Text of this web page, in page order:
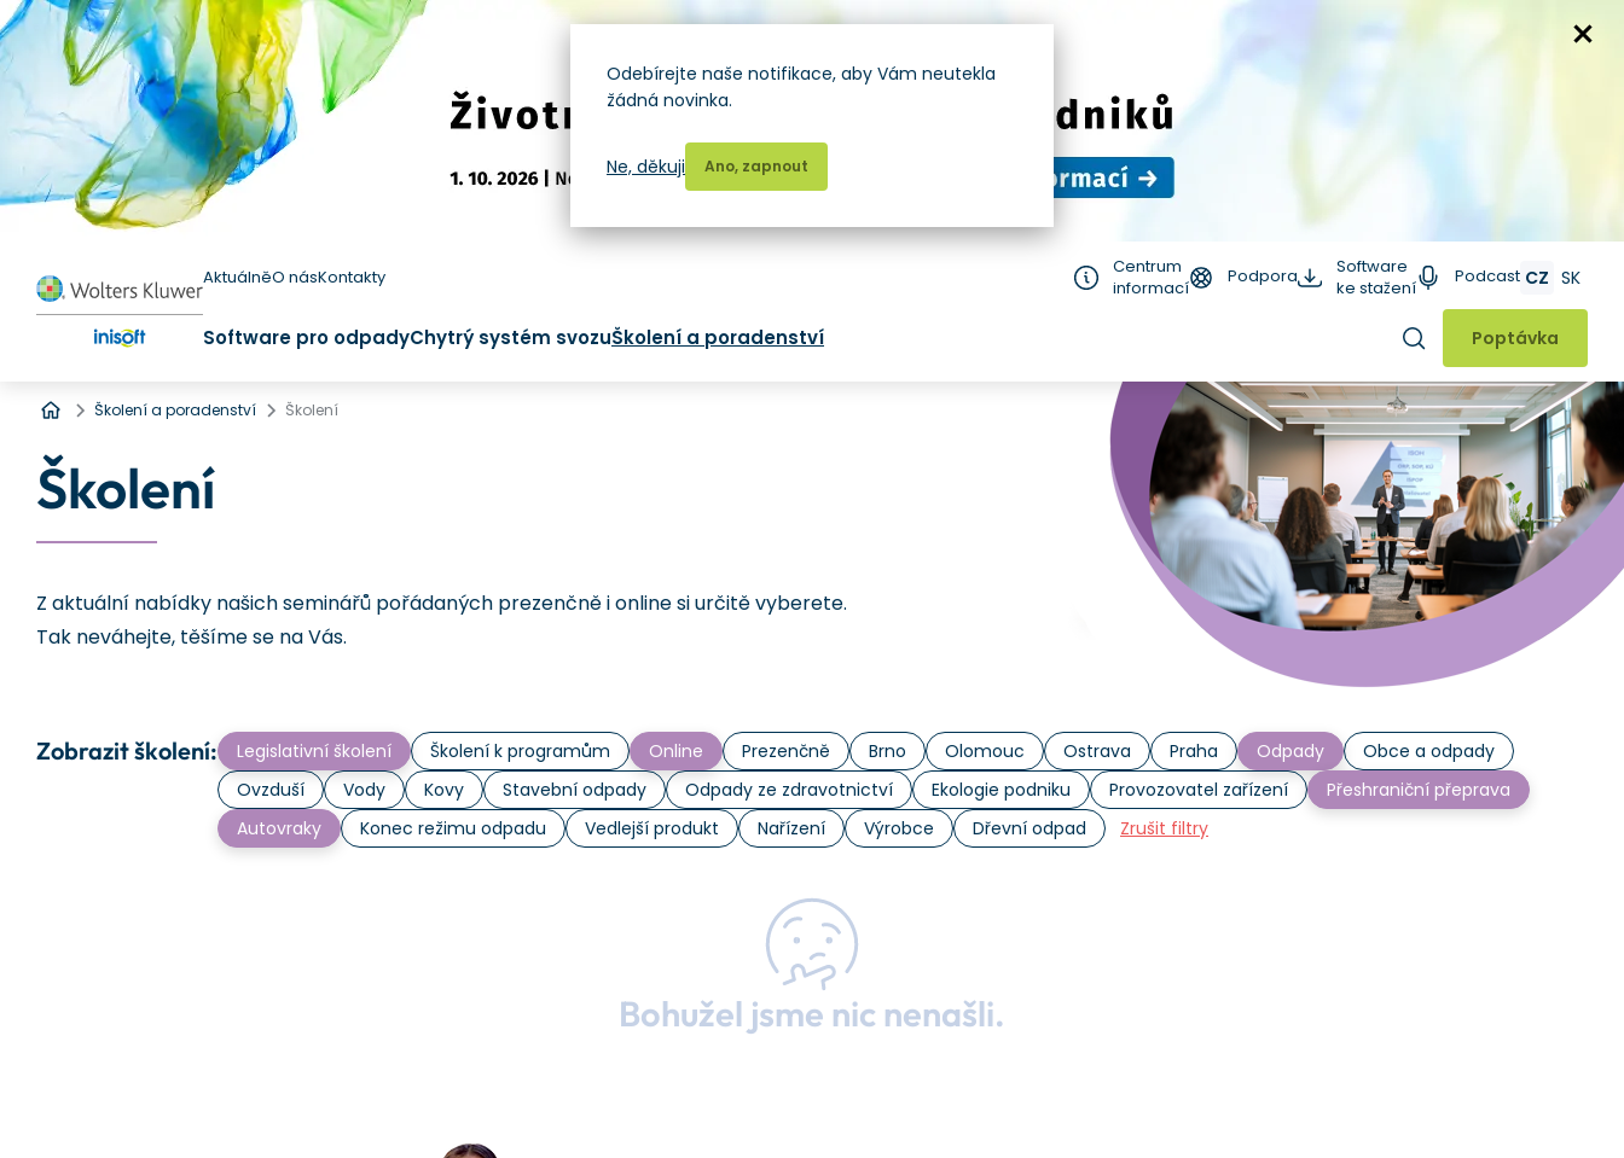
AktuálněO násKontakty
Centrum
informací
Podpora
Software
ke stažení
Podcast CZ SK
Software pro odpadyChytrý systém svozuŠkolení a poradenství Hledat
Poptávka
Úvod
Školení a poradenství Školení
Školení
Z aktuální nabídky našich seminářů pořádaných prezenčně i online si určitě vyberete.
Tak neváhejte, těšíme se na Vás.
Zobrazit školení: Legislativní školení Školení k programům Online Prezenčně Brno Olomouc Ostrava Praha Odpady
Obce a odpady
Ovzduší
Vody Kovy Stavební odpady Odpady ze zdravotnictví Ekologie podniku Provozovatel zařízení
Přeshraniční přeprava
Autovraky
Konec režimu odpadu Vedlejší produkt Nařízení Výrobce Dřevní odpad Zrušit filtry
Bohužel jsme nic nenašli.
Odebírejte naše notifikace, aby Vám neutekla
žádná novinka.
Ano, zapnout
Ne, děkuji